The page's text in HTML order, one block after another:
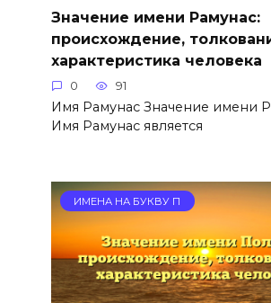
Значение имени Рамунас:
происхождение,
характеристика человека
0 91
Имя Рамунас Значение имени
Имя Рамунас является
ИМЕНА НА БУКВУ П